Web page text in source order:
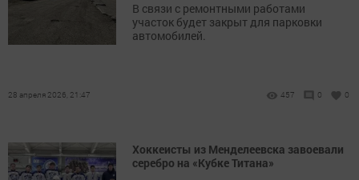
В связи с ремонтными работами
участок будет закрыт для парковки
автомобилей.
28 апреля 2026, 21:47 457 0 0
Хоккеисты из Менделеевска завоевали
серебро на «Кубке Титана»